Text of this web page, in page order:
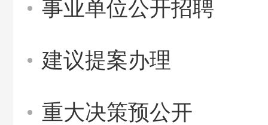
事业单位公开招聘
建议提案办理
重大决策预公开